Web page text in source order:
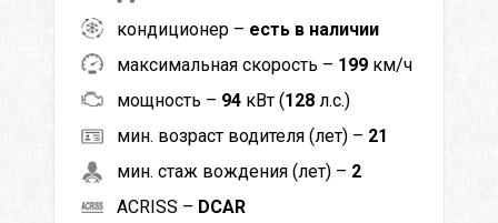
кондиционер – есть в наличии
максимальная скорость – 199 км/ч
мощность – 94 кВт (128 л.с.)
мин. возраст водителя (лет) – 21
мин. стаж вождения (лет) – 2
ACRISS – DCAR